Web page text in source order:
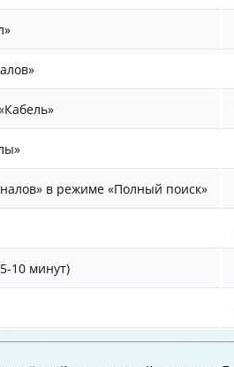
в режиме «Полный поиск»
10 минут)